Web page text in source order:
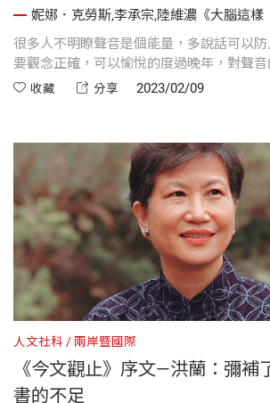
的覺識
妮娜．克勞斯,李承宗,陸維濃《大腦這樣
很多人不明瞭聲音是個能量，多說話可以
要觀念正確，可以愉悅的度過晚年，對聲
晚。本文為洪蘭教授對《大腦這樣「聽」》
收藏 分享 2023/02/09
人文社科 兩岸暨國際
《今文觀止》序文—洪蘭：彌補
書的不足